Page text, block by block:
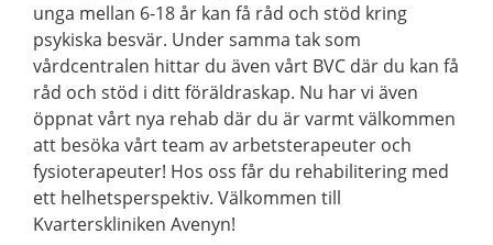
unga mellan 6-18 år kan få råd och stöd kring
psykiska besvär. Under samma tak som
vårdcentralen hittar du även vårt BVC där du kan få
råd och stöd i ditt föräldraskap. Nu har vi även
öppnat vårt nya rehab där du är varmt välkommen
att besöka vårt team av arbetsterapeuter och
fysioterapeuter! Hos oss får du rehabilitering med
ett helhetsperspektiv. Välkommen till
Kvarterskliniken Avenyn!